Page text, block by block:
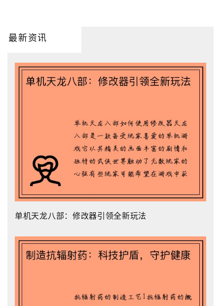
最新资讯
单机天龙八部：修改器引领全新玩法